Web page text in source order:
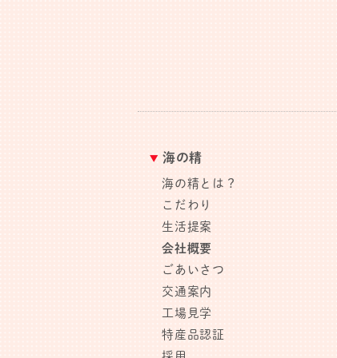
海の精
海の精とは？
こだわり
生活提案
会社概要
ごあいさつ
交通案内
工場見学
特産品認証